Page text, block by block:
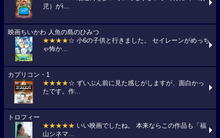
児）がi...
映画ちいかわ 人魚の島のひみつ
★★★★☆ 小6の子供と行きました。 セイレーンがめっち
ゃ怖か...
カプリコン・1
★★★★☆ ずいぶん前に見た感じがしますが、面白かっ
たです。作...
トロフィー
★★★★★ いい映画でしたね。 本来ならこの作品も「福
山シネマ...